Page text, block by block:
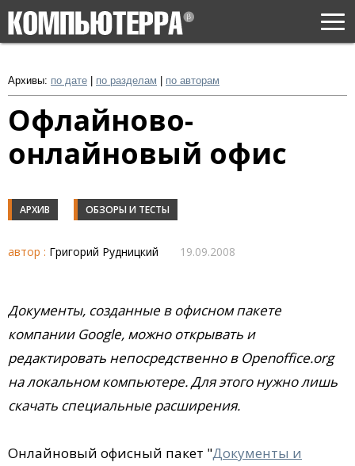
Архивы: по дате по разделам по авторам
Офлайново-
онлайновый офис
АРХИВ ОБЗОРЫ И ТЕСТЫ
автор : Григорий Рудницкий 19.09.2008
Документы, созданные в офисном пакете
компании Google, можно открывать и
редактировать непосредственно в Openoffice.org
на локальном компьютере. Для этого нужно лишь
скачать специальные расширения.
Онлайновый офисный пакет "Документы и